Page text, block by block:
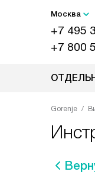
Москва
+7 495
+7 800
Gorenje